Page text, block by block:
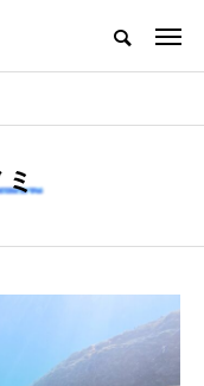
ミ